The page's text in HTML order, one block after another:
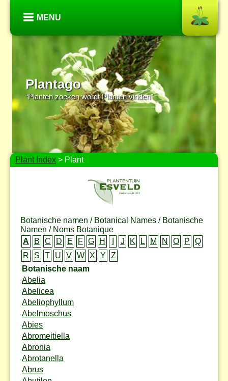
MENU
Plantago
“Planten zoeken wordt Planten vinden”
Plant Index > Plant
Botanische namen / Botanical Names / Botanische
Namen / Noms Botanique
A
B C D E F G H J K L M N O P
Q
R
S T U V W X Y
Z
Botanische naam
Abelia
Abelicea
Abeliophyllum
Abelmoschus
Abies
Abromeitiella
Abronia
Abrotanella
Abrus